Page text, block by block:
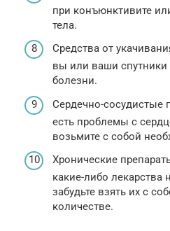
при конъюнктивите
тела.
Средства от
вы или ваши
болезни.
Сердечно-сосудистые
есть проблемы с
возьмите с собой
Хронические
какие-либо лекарства
забудьте взять их с
количестве.